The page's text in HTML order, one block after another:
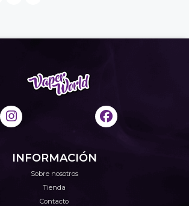
INFORMACIÓN
Sobre nosotros
Tienda
Contacto